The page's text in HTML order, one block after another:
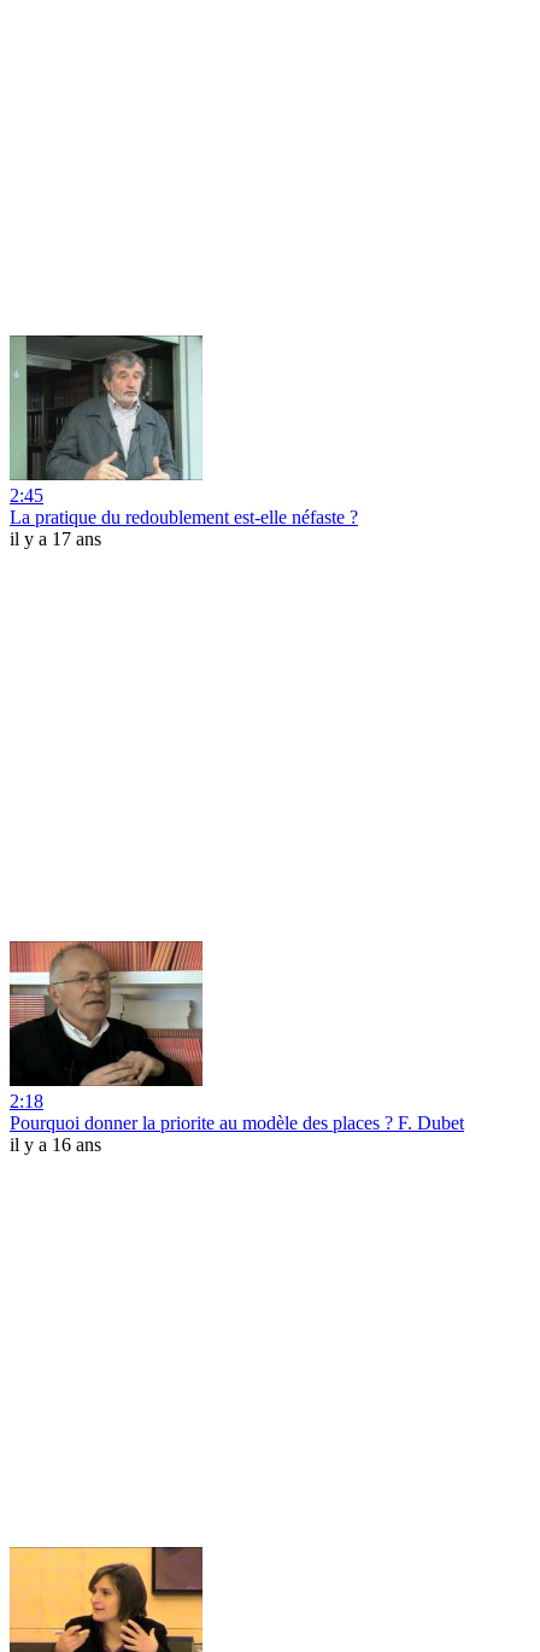
2:45
La pratique du redoublement est-elle néfaste ?
il y a 17 ans
2:18
Pourquoi donner la priorite au modèle des places ? F. Dubet
il y a 16 ans